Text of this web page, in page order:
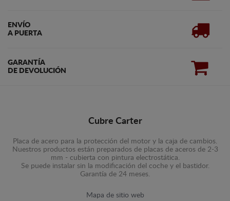
ENVÍO
A PUERTA
GARANTÍA
DE DEVOLUCIÓN
Cubre Carter
Placa de acero para la protección del motor y la caja de cambios.
Nuestros productos están preparados de placas de aceros de 2-3
mm - cubierta con pintura electrostática.
Se puede instalar sin la modificación del coche y el bastidor.
Garantía de 24 meses.
Mapa de sitio web